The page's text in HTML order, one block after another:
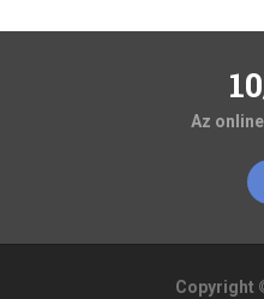
Az
Copyright